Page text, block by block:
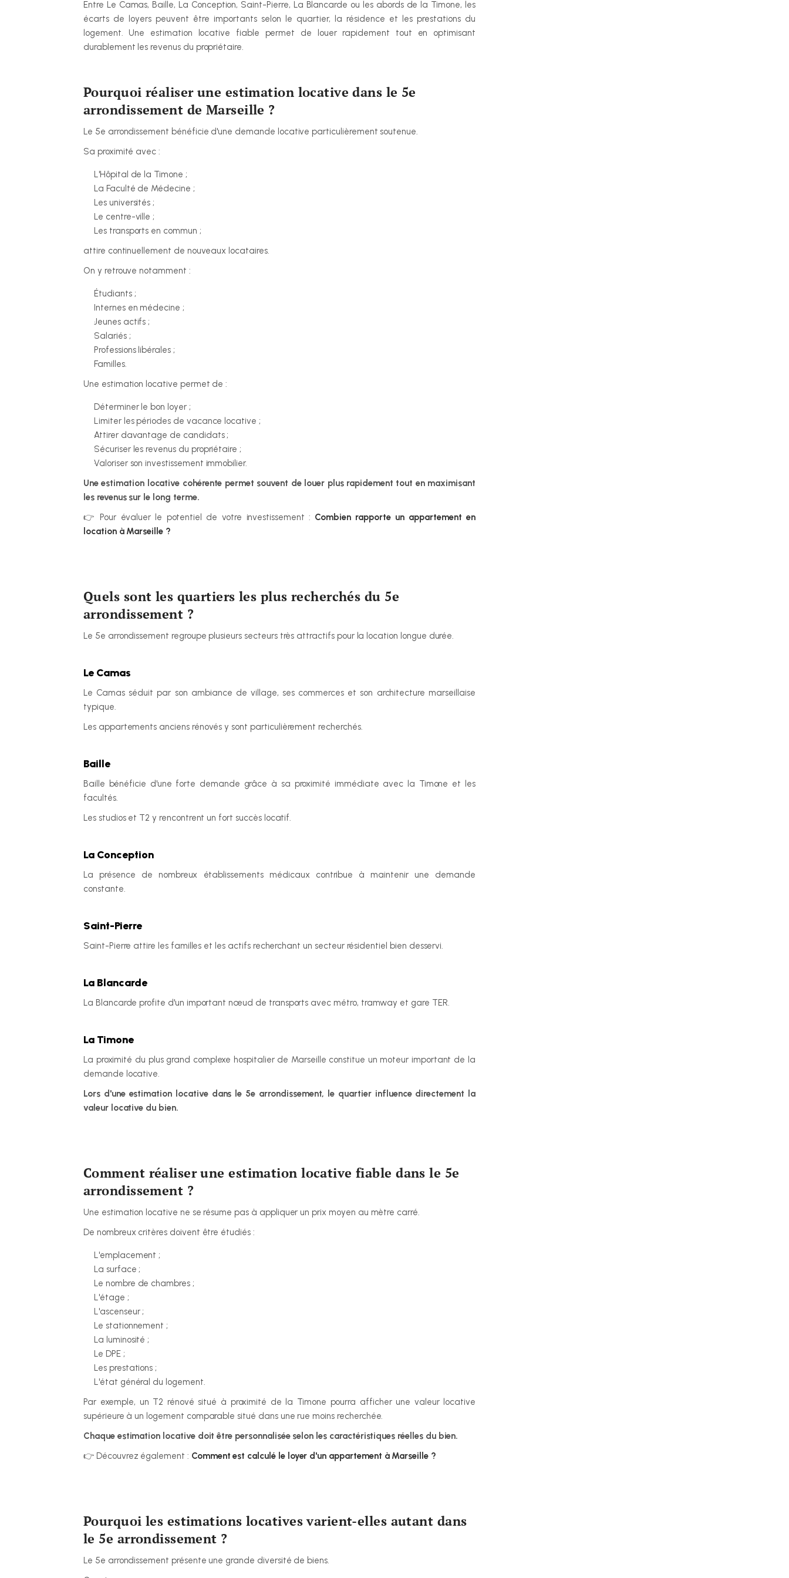
Entre Le Camas, Baille, La Conception, Saint-Pierre, La Blancarde ou les abords de la Timone, les
écarts de loyers peuvent être importants selon le quartier, la résidence et les prestations du
logement. Une estimation locative fiable permet de louer rapidement tout en optimisant
durablement les revenus du propriétaire.
Pourquoi réaliser une estimation locative dans le 5e
arrondissement de Marseille ?
Le 5e arrondissement bénéficie d'une demande locative particulièrement soutenue.
Sa proximité avec :
L'Hôpital de la Timone ;
La Faculté de Médecine ;
Les universités ;
Le centre-ville ;
Les transports en commun ;
attire continuellement de nouveaux locataires.
On y retrouve notamment :
Étudiants ;
Internes en médecine ;
Jeunes actifs ;
Salariés ;
Professions libérales ;
Familles.
Une estimation locative permet de :
Déterminer le bon loyer ;
Limiter les périodes de vacance locative ;
Attirer davantage de candidats ;
Sécuriser les revenus du propriétaire ;
Valoriser son investissement immobilier.
Une estimation locative cohérente permet souvent de louer plus rapidement tout en maximisant
les revenus sur le long terme.
👉 Pour évaluer le potentiel de votre investissement : Combien rapporte un appartement en
location à Marseille ?
Quels sont les quartiers les plus recherchés du 5e
arrondissement ?
Le 5e arrondissement regroupe plusieurs secteurs très attractifs pour la location longue durée.
Le Camas
Le Camas séduit par son ambiance de village, ses commerces et son architecture marseillaise
typique.
Les appartements anciens rénovés y sont particulièrement recherchés.
Baille
Baille bénéficie d'une forte demande grâce à sa proximité immédiate avec la Timone et les
facultés.
Les studios et T2 y rencontrent un fort succès locatif.
La Conception
La présence de nombreux établissements médicaux contribue à maintenir une demande
constante.
Saint-Pierre
Saint-Pierre attire les familles et les actifs recherchant un secteur résidentiel bien desservi.
La Blancarde
La Blancarde profite d'un important nœud de transports avec métro, tramway et gare TER.
La Timone
La proximité du plus grand complexe hospitalier de Marseille constitue un moteur important de la
demande locative.
Lors d'une estimation locative dans le 5e arrondissement, le quartier influence directement la
valeur locative du bien.
Comment réaliser une estimation locative fiable dans le 5e
arrondissement ?
Une estimation locative ne se résume pas à appliquer un prix moyen au mètre carré.
De nombreux critères doivent être étudiés :
L'emplacement ;
La surface ;
Le nombre de chambres ;
L'étage ;
L'ascenseur ;
Le stationnement ;
La luminosité ;
Le DPE ;
Les prestations ;
L'état général du logement.
Par exemple, un T2 rénové situé à proximité de la Timone pourra afficher une valeur locative
supérieure à un logement comparable situé dans une rue moins recherchée.
Chaque estimation locative doit être personnalisée selon les caractéristiques réelles du bien.
👉 Découvrez également : Comment est calculé le loyer d'un appartement à Marseille ?
Pourquoi les estimations locatives varient-elles autant dans
le 5e arrondissement ?
Le 5e arrondissement présente une grande diversité de biens.